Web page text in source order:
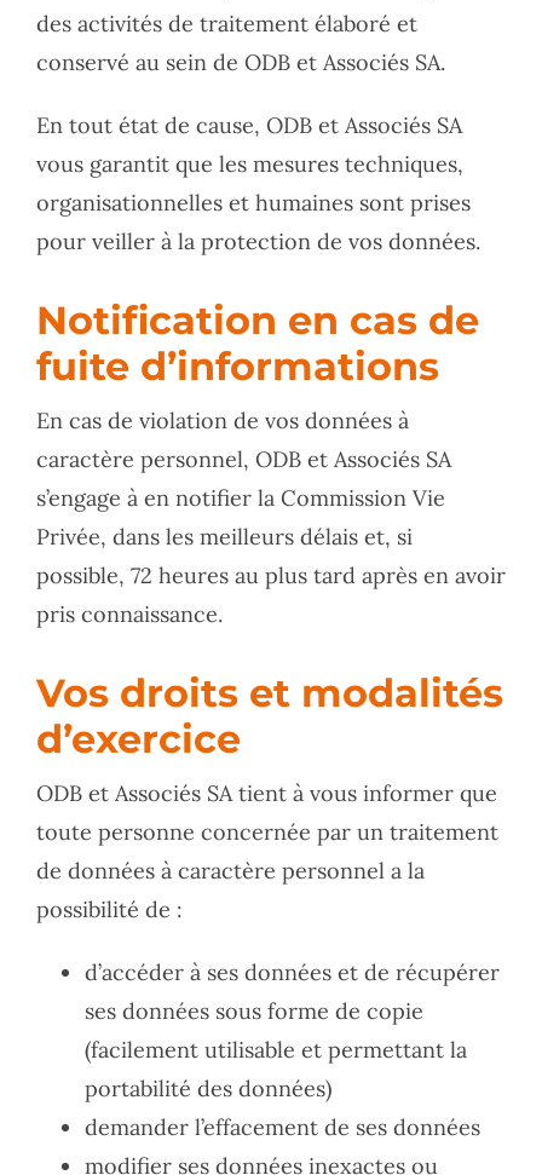
des activités de traitement élaboré et
conservé au sein de ODB et Associés SA.
En tout état de cause, ODB et Associés SA
vous garantit que les mesures techniques,
organisationnelles et humaines sont prises
pour veiller à la protection de vos données.
Notification en cas de
fuite d’informations
En cas de violation de vos données à
caractère personnel, ODB et Associés SA
s’engage à en notifier la Commission Vie
Privée, dans les meilleurs délais et, si
possible, 72 heures au plus tard après en avoir
pris connaissance.
Vos droits et modalités
d’exercice
ODB et Associés SA tient à vous informer que
toute personne concernée par un traitement
de données à caractère personnel a la
possibilité de :
d’accéder à ses données et de récupérer
ses données sous forme de copie
(facilement utilisable et permettant la
portabilité des données)
demander l’effacement de ses données
modifier ses données inexactes ou